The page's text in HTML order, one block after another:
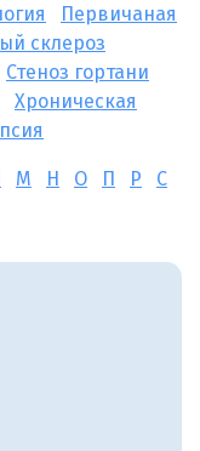
Первичаная
склероз
Стеноз гортани
Хроническая
М Н О П Р
С